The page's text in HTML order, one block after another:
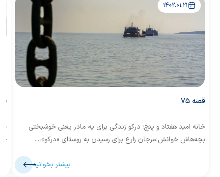
1402.01.21
قصه 75
خانه امید هفتاد و پنج؛ درکو زندگی برای یه مادر یعنی خوشبختی
بچه‌هاش خوانش:مرجان زارع برای رسیدن به روستای «درکو»،...
بیشتر بخوانید